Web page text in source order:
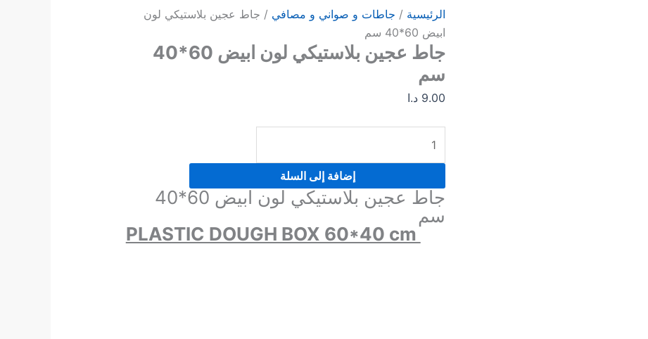
الرئيسية / جاطات و صواني و مصافي / جاط عجين بلاستيكي لون
ابيض 60*40 سم
جاط عجين بلاستيكي لون ابيض 60*40
سم
9.00 د.ا
بلاستيكي
لون
ابيض
60*40
سم
إضافة إلى السلة
جاط عجين بلاستيكي لون ابيض 60*40
سم
PLASTIC DOUGH BOX 60*40 cm